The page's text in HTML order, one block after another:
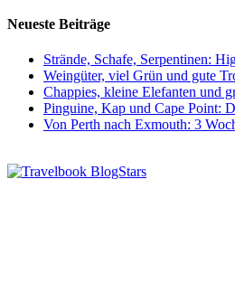
Neueste Beiträge
Strände, Schafe, Serpentinen:
Weingüter, viel Grün und gute
Chappies, kleine Elefanten und
Pinguine, Kap und Cape Point:
Von Perth nach Exmouth: 3